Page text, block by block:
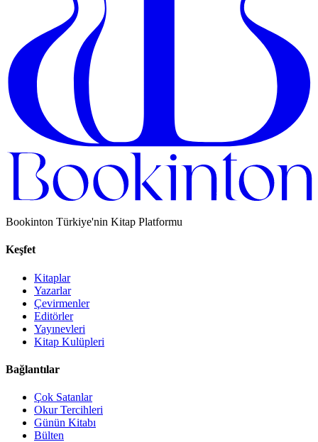
Bookinton Türkiye'nin Kitap Platformu
Keşfet
Kitaplar
Yazarlar
Çevirmenler
Editörler
Yayınevleri
Kitap Kulüpleri
Bağlantılar
Çok Satanlar
Okur Tercihleri
Günün Kitabı
Bülten